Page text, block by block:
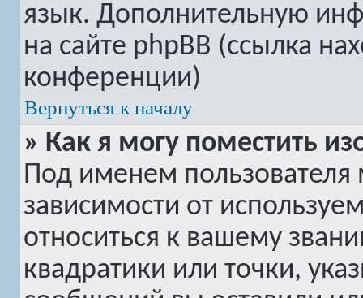
язык. Дополнительную
на сайте phpBB (ссылка
конференции)
Вернуться к началу
» Как я могу поместить
Под именем пользователя
зависимости от
относиться к вашему
квадратики или точки,